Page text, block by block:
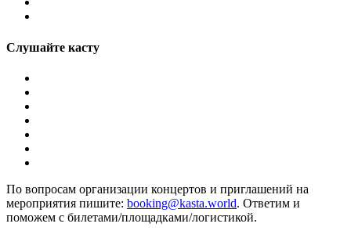
Слушайте касту
По вопросам организации концертов и приглашений на
мероприятия пишите: booking@kasta.world. Ответим и
поможем с билетами/площадками/логистикой.